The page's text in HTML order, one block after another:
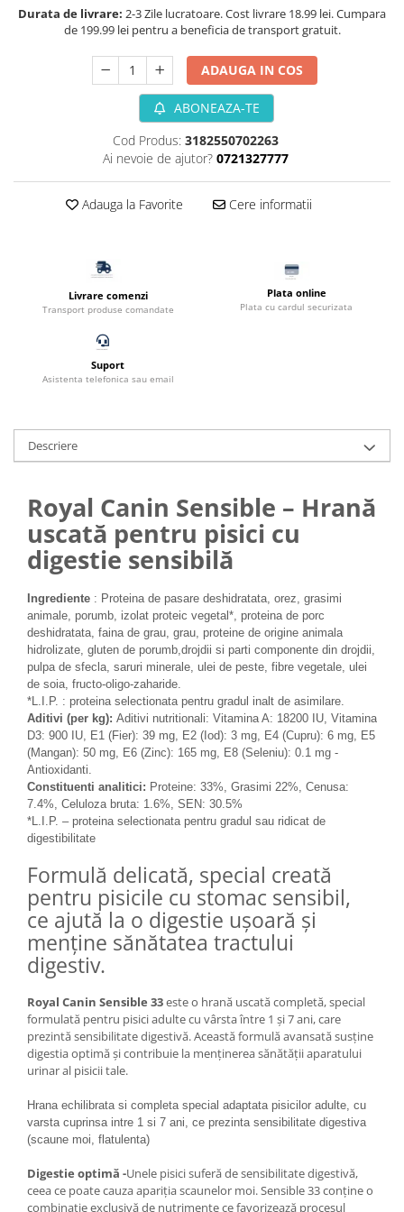
Filtru extern acvariu
Filtru intern acvariu
Pompe aer acvariu
Pompa apa acvariu
Neoane si LED-uri pentru acvarii
Substrat acvariu
Sisteme CO2
Fertilizatori acvarii
Tratamente pesti acvariu
Furtune si conectori acvarii
Curatare acvarii
Decoruri si plante artificiale
Accesorii acvarii
Pasari
Batoane
Colivii pentru pasari
Rozatoare
Igiena rozatoare
Hrana Rozatoare
Reptile
Hrana reptile
Igiena reptile
Decoruri terarii
Incalzitoare si pompe terarii
Solutii iluminat terarii
Lampi terarii
reptile
Accesorii diverse terarii
Iazuri
Igiena Iazuri
Conditioner apa iaz
Teste apa iaz
Filtre iaz
Pompe iaz
Accesorii iaz
Cai
Casti echitatie
Accesorii cai
Durata de livrare: 2-3 Zile lucratoare. Cost livrare 18.99 lei. Cumpara
de 199.99 lei pentru a beneficia de transport gratuit.
ADAUGA IN COS
ABONEAZA-TE
Cod Produs: 3182550702263
Ai nevoie de ajutor? 0721327777
Adauga la Favorite Cere informatii
Livrare comenzi
Transport produse comandate
Plata online
Plata cu cardul securizata
Suport
Asistenta telefonica sau email
Descriere
Royal Canin Sensible – Hrană
uscată pentru pisici cu
digestie sensibilă
Ingrediente : Proteina de pasare deshidratata, orez, grasimi
animale, porumb, izolat proteic vegetal*, proteina de porc
deshidratata, faina de grau, grau, proteine de origine animala
hidrolizate, gluten de porumb,drojdii si parti componente din drojdii,
pulpa de sfecla, saruri minerale, ulei de peste, fibre vegetale, ulei
de soia, fructo-oligo-zaharide.
*L.I.P. : proteina selectionata pentru gradul inalt de asimilare.
Aditivi (per kg): Aditivi nutritionali: Vitamina A: 18200 IU, Vitamina
D3: 900 IU, E1 (Fier): 39 mg, E2 (Iod): 3 mg, E4 (Cupru): 6 mg, E5
(Mangan): 50 mg, E6 (Zinc): 165 mg, E8 (Seleniu): 0.1 mg -
Antioxidanti.
Constituenti analitici: Proteine: 33%, Grasimi 22%, Cenusa:
7.4%, Celuloza bruta: 1.6%, SEN: 30.5%
*L.I.P. – proteina selectionata pentru gradul sau ridicat de
digestibilitate
Formulă delicată, special creată
pentru pisicile cu stomac sensibil,
ce ajută la o digestie ușoară și
menține sănătatea tractului
digestiv.
Royal Canin Sensible 33este o hrană uscată completă, special
formulată pentru pisici adulte cu vârsta între 1 și 7 ani, care
prezintă sensibilitate digestivă.Această formulă avansată susține
digestia optimă și contribuie la menținerea sănătății aparatului
urinar al pisicii tale.
Hrana echilibrata si completa special adaptata pisicilor adulte, cu
varsta cuprinsa intre 1 si 7 ani, ce prezinta sensibilitate digestiva
(scaune moi, flatulenta)
Digestie optimă -Unele pisici suferă de sensibilitate digestivă,
ceea ce poate cauza apariția scaunelor moi. Sensible 33 conține o
combinație exclusivă de nutrimente ce favorizează procesul